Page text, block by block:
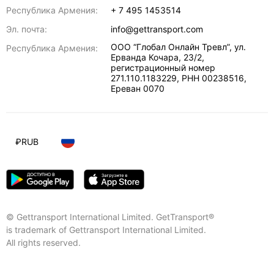
Республика Армения:
+ 7 495 1453514
Эл. почта:
info@gettransport.com
Республика Армения:
ООО “Глобал Онлайн Тревл”, ул.
Ерванда Кочара, 23/2,
регистрационный номер
271.110.1183229, РНН 00238516,
Ереван 0070
© Gettransport International Limited. GetTransport®
is trademark of Gettransport International Limited.
All rights reserved.
₽RUB